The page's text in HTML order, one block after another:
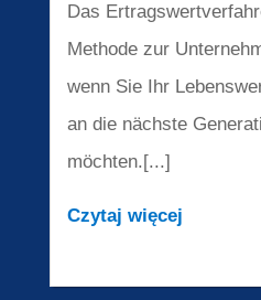
Das
Methode zur
wenn Sie Ihr
an die nächste
möchten.[...]
Czytaj więcej